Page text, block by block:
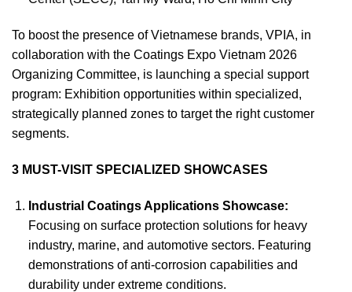
To boost the presence of Vietnamese brands, VPIA, in
collaboration with the Coatings Expo Vietnam 2026
Organizing Committee, is launching a special support
program: Exhibition opportunities within specialized,
strategically planned zones to target the right customer
segments.
3 MUST-VISIT SPECIALIZED SHOWCASES
Industrial Coatings Applications Showcase:
Focusing on surface protection solutions for heavy
industry, marine, and automotive sectors. Featuring
demonstrations of anti-corrosion capabilities and
durability under extreme conditions.